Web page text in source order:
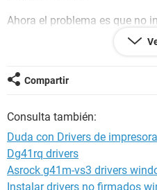
Ahora el problema es que no
impresoras, instala todo
Yo quisiera saber si alguien
Solution Pack pero que
Compartir
Consulta también:
Duda con Drivers de
Dg41rq drivers
Asrock g41m-vs3 drivers
Instalar drivers no firmados